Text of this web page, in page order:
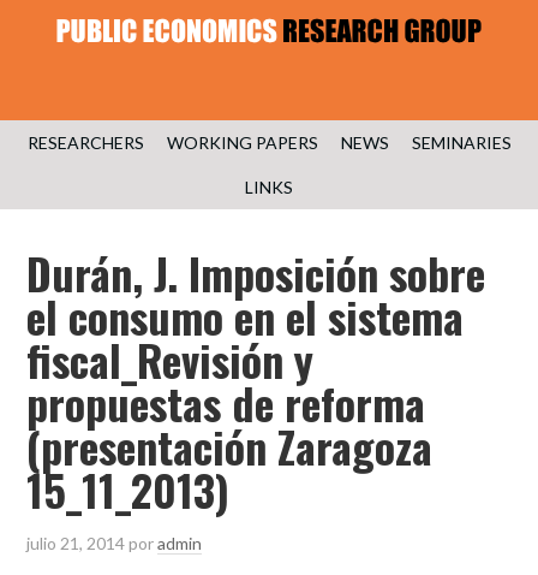
RESEARCHERS WORKING PAPERS NEWS SEMINARIES
LINKS
Durán, J. Imposición sobre
el consumo en el sistema
fiscal_Revisión y
propuestas de reforma
(presentación Zaragoza
15_11_2013)
julio 21, 2014poradmin